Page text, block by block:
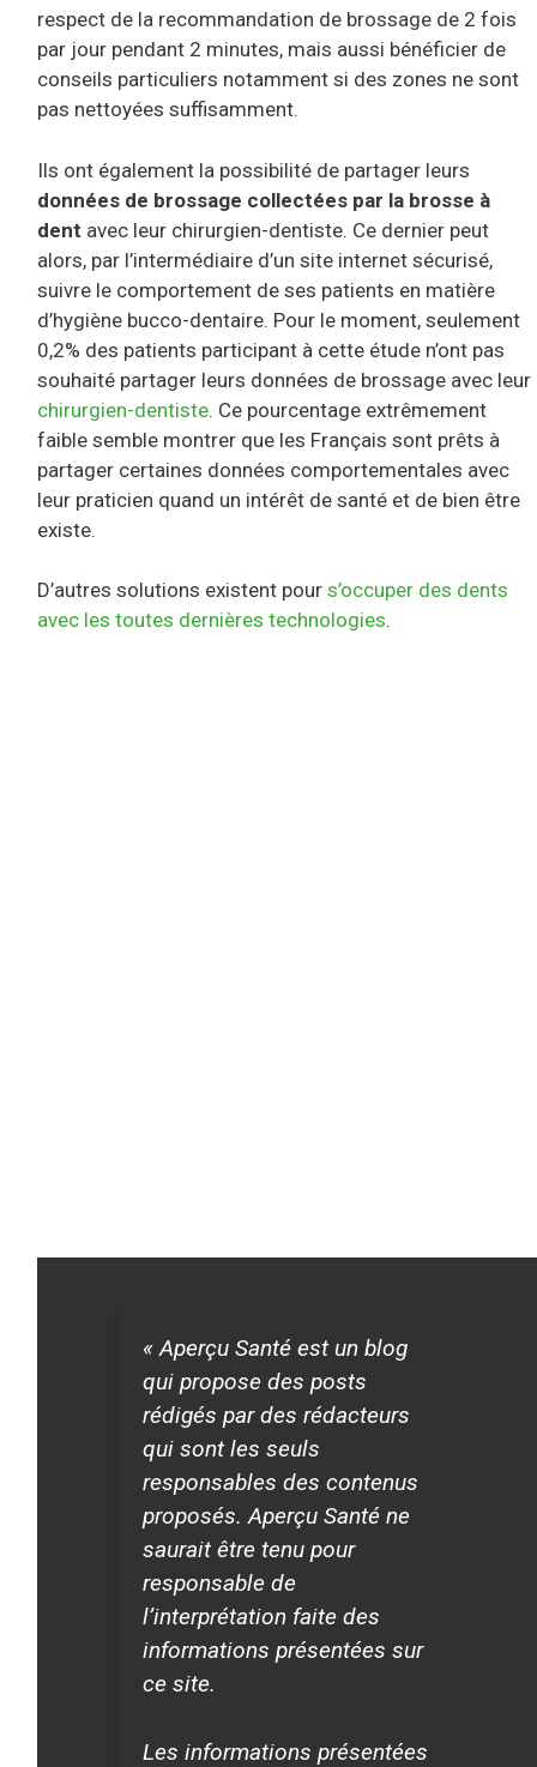
respect de la recommandation de brossage de 2 fois
par jour pendant 2 minutes, mais aussi bénéficier de
conseils particuliers notamment si des zones ne sont
pas nettoyées suffisamment.
Ils ont également la possibilité de partager leurs
données de brossage collectées par la brosse à
dent avec leur chirurgien-dentiste. Ce dernier peut
alors, par l’intermédiaire d’un site internet sécurisé,
suivre le comportement de ses patients en matière
d’hygiène bucco-dentaire. Pour le moment, seulement
0,2% des patients participant à cette étude n’ont pas
souhaité partager leurs données de brossage avec leur
chirurgien-dentiste. Ce pourcentage extrêmement
faible semble montrer que les Français sont prêts à
partager certaines données comportementales avec
leur praticien quand un intérêt de santé et de bien être
existe.
D’autres solutions existent pours’occuper des dents
avec les toutes dernières technologies.
« Aperçu Santé est un blog
qui propose des posts
rédigés par des rédacteurs
qui sont les seuls
responsables des contenus
proposés. Aperçu Santé ne
saurait être tenu pour
responsable de
l’interprétation faite des
informations présentées sur
ce site.
Les informations présentées